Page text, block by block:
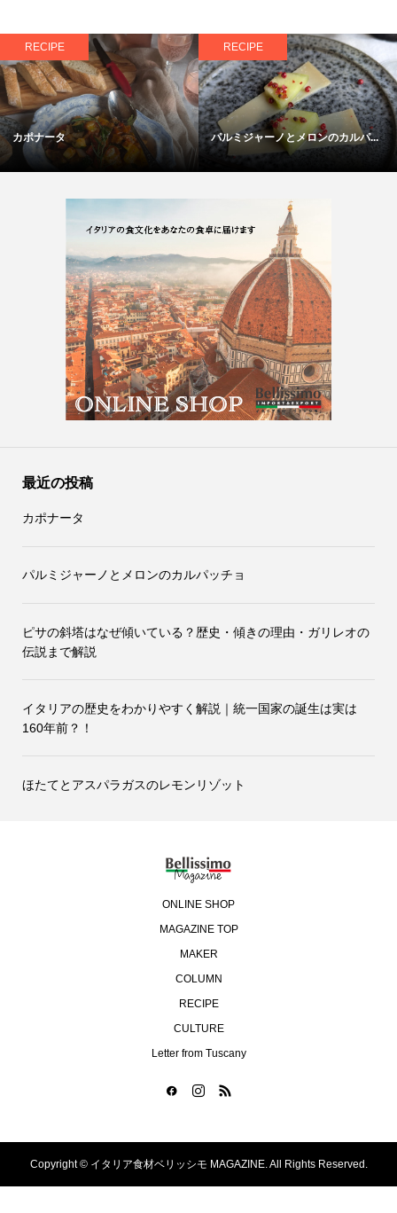
RECIPE
カポナータ
RECIPE
パルミジャーノとメロンのカルパ...
最近の投稿
カポナータ
パルミジャーノとメロンのカルパッチョ
ピサの斜塔はなぜ傾いている？歴史・傾きの理由・ガリレオの
伝説まで解説
イタリアの歴史をわかりやすく解説｜統一国家の誕生は実は
160年前？！
ほたてとアスパラガスのレモンリゾット
ONLINE SHOP
MAGAZINE TOP
MAKER
COLUMN
RECIPE
CULTURE
Letter from Tuscany
Copyright ©イタリア食材ベリッシモ MAGAZINE. All Rights Reserved.